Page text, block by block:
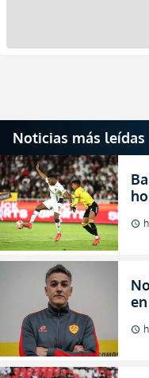
Noticias más leídas
schedule
schedule